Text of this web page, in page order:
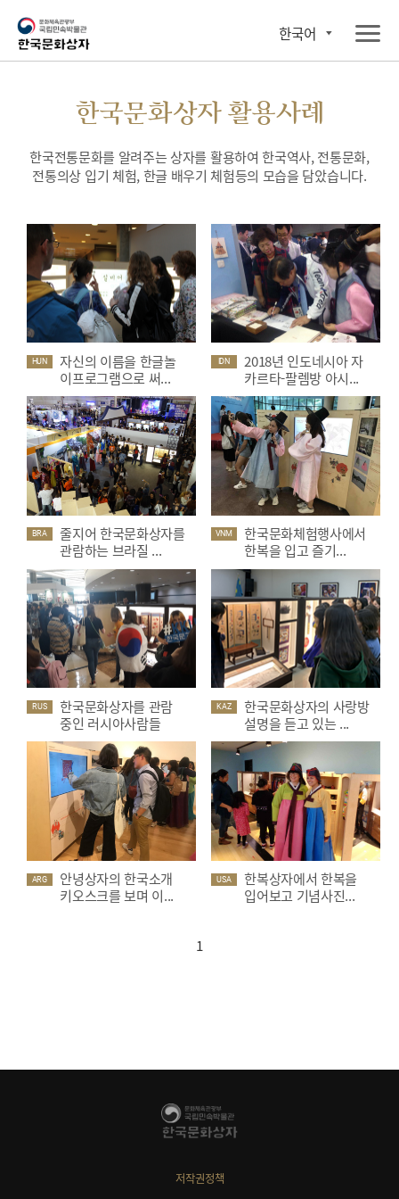
한국어
한국문화상자 활용사례
한국전통문화를 알려주는 상자를 활용하여 한국역사, 전통문화,
전통의상 입기 체험, 한글 배우기 체험등의 모습을 담았습니다.
HUN
자신의 이름을 한글놀
이프로그램으로 써...
IDN
2018년 인도네시아 자
카르타-팔렘방 아시...
BRA
줄지어 한국문화상자를
관람하는 브라질 ...
VNM
한국문화체험행사에서
한복을 입고 즐기...
RUS
한국문화상자를 관람
중인 러시아사람들
KAZ
한국문화상자의 사랑방
설명을 듣고 있는 ...
ARG
안녕상자의 한국소개
키오스크를 보며 이...
USA
한복상자에서 한복을
입어보고 기념사진...
1
저작권정책